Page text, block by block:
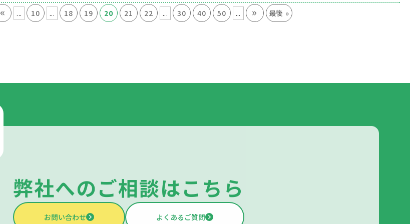
« ... 10 ... 18 19 20 21 22 ... 30 40 50 ... » 最後 »
弊社へのご相談はこちら
お問い合わせ よくあるご質問